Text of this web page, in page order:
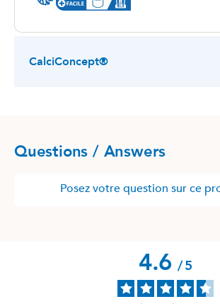
CalciConcept®
Questions / Answers
Posez votre question sur ce
4.6/5